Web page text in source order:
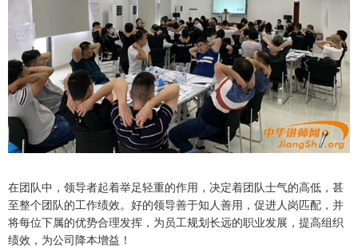
在团队中，领导者起着举足轻重的作用，决定着团队士气的高低，甚
至整个团队的工作绩效。好的领导善于知人善用，促进人岗匹配，并
将每位下属的优势合理发挥，为员工规划长远的职业发展，提高组织
绩效，为公司降本增益！